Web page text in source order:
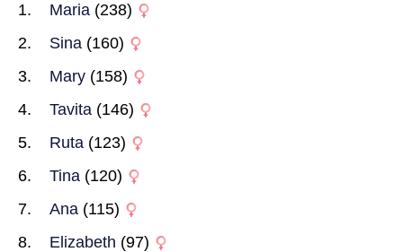
Maria (238)
Sina (160)
Mary (158)
Tavita (146)
Ruta (123)
Tina (120)
Ana (115)
Elizabeth (97)